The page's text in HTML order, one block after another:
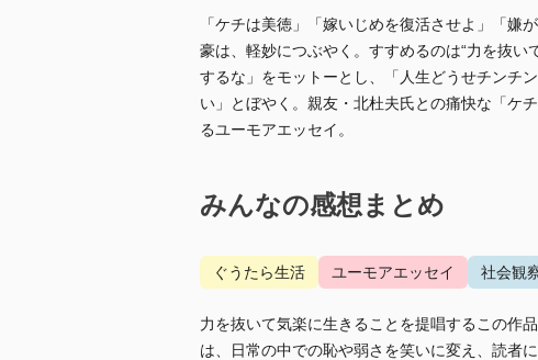
「ケチは美徳」「嫁いじめを復活させよ」「
豪は、軽妙につぶやく。すすめるのは“力を抜い
するな」をモットーとし、「人生どうせチンチ
い」とぼやく。親友・北杜夫氏との痛快な「ケ
るユーモアエッセイ。
みんなの感想まとめ
ぐうたら生活 ユーモアエッセイ 社会観
力を抜いて気楽に生きることを提唱するこの作
は、日常の中での恥や弱さを笑いに変え、読者